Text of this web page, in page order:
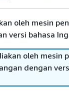
oleh mesin
versi bahasa
oleh mesin
dengan